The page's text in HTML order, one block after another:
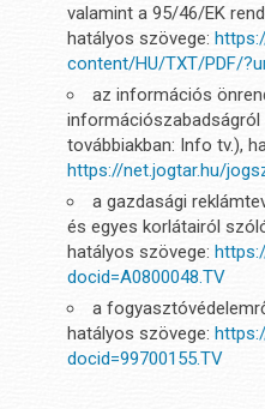
valamint a 95/46/EK
hatályos szövege:
content/HU/TXT/PDF/
az információs
információszabadságról
továbbiakban: Info tv.),
https://net.jogtar.hu/
a gazdasági
és egyes korlátairól
hatályos szövege:
docid=A0800048.TV
a
hatályos szövege:
docid=99700155.TV